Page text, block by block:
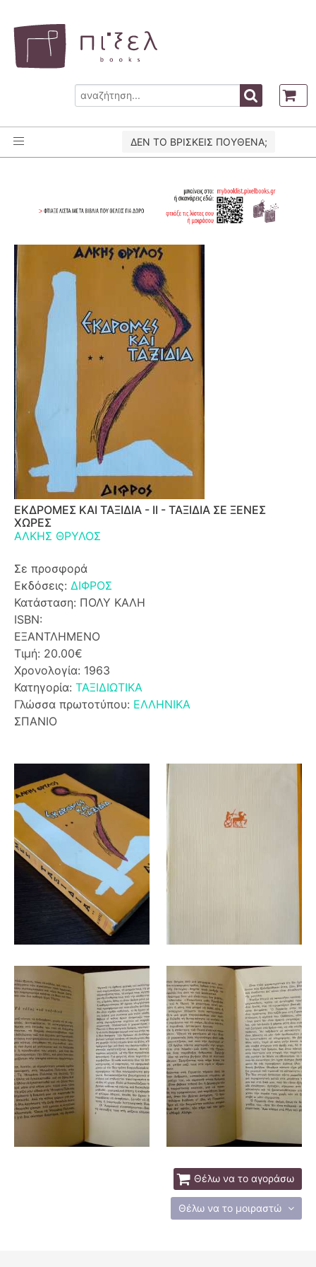
ΔΕΝ ΤΟ ΒΡΙΣΚΕΙΣ ΠΟΥΘΕΝΑ;
ΕΚΔΡΟΜΕΣ ΚΑΙ ΤΑΞΙΔΙΑ - ΙΙ - ΤΑΞΙΔΙΑ ΣΕ ΞΕΝΕΣ
ΧΩΡΕΣ
ΑΛΚΗΣ ΘΡΥΛΟΣ
Σε προσφορά
Εκδόσεις: ΔΙΦΡΟΣ
Κατάσταση: ΠΟΛΥ ΚΑΛΗ
ISBN:
ΕΞΑΝΤΛΗΜΕΝΟ
Τιμή: 20.00€
Χρονολογία: 1963
Κατηγορία: ΤΑΞΙΔΙΩΤΙΚΑ
Γλώσσα πρωτοτύπου: ΕΛΛΗΝΙΚΑ
ΣΠΑΝΙΟ
Θέλω να το αγοράσω
Θέλω να το μοιραστώ